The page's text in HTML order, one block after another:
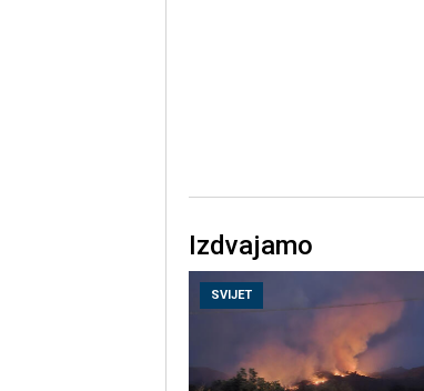
Izdvajamo
SVIJET